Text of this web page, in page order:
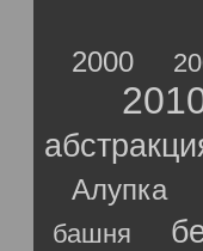
2000
Алупка
башня